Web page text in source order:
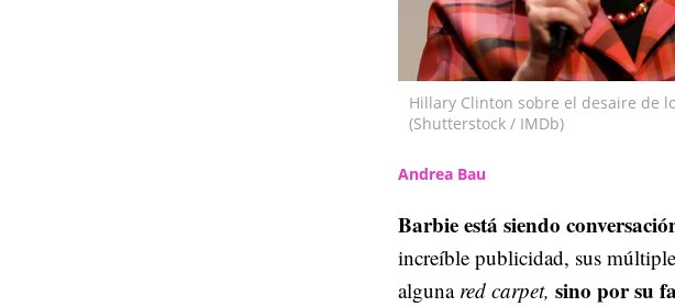
Hillary Clinton sobre el desaire de
(Shutterstock / IMDb)
Andrea Bau
Barbie está siendo
increíble publicidad, sus
alguna red carpet, sino por su